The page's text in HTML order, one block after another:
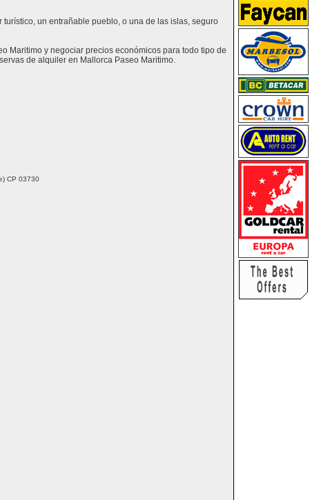
un entrañable pueblo, o una de las islas, seguro
Maritimo y negociar precios económicos para todo tipo de
de alquiler en Mallorca Paseo Maritimo.
CP 03730